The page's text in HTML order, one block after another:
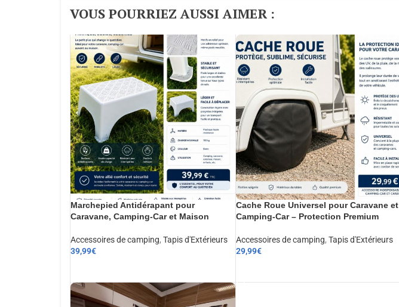
VOUS POURRIEZ AUSSI AIMER :​
Marchepied Antidérapant pour
Caravane, Camping-Car et Maison
Accessoires de camping, Tapis d'Extérieurs
39,99€
Cache Roue Universel pour Caravane et
Camping-Car – Protection Premium
Accessoires de camping, Tapis d'Extérieurs
29,99€